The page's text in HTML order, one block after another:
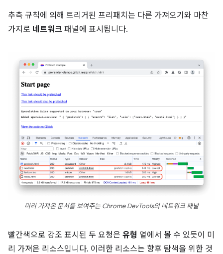
추측 규칙에 의해 트리거된 프리패치는 다른 가져오기와 마찬
가지로 네트워크 패널에 표시됩니다.
미리 가져온 문서를 보여주는 Chrome DevTools의 네트워크 패널
빨간색으로 강조 표시된 두 요청은 유형 열에서 볼 수 있듯이 미
리 가져온 리소스입니다. 이러한 리소스는 향후 탐색을 위한 것